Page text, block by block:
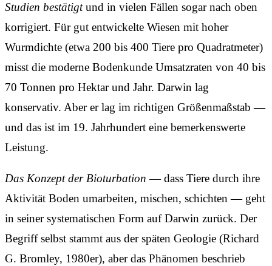
Studien bestätigtund in vielen Fällen sogar nach oben
korrigiert. Für gut entwickelte Wiesen mit hoher
Wurmdichte (etwa 200 bis 400 Tiere pro Quadratmeter)
misst die moderne Bodenkunde Umsatzraten von 40 bis
70 Tonnen pro Hektar und Jahr. Darwin lag
konservativ. Aber er lag im richtigen Größenmaßstab —
und das ist im 19. Jahrhundert eine bemerkenswerte
Leistung.
Das Konzept der Bioturbation — dass Tiere durch ihre
Aktivität Boden umarbeiten, mischen, schichten — geht
in seiner systematischen Form auf Darwin zurück. Der
Begriff selbst stammt aus der späten Geologie (Richard
G. Bromley, 1980er), aber das Phänomen beschrieb